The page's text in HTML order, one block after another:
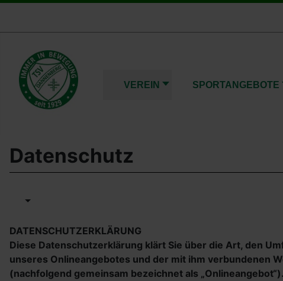
VEREIN SPORTANGEBOTE
Datenschutz
DATENSCHUTZERKLÄRUNG
Diese Datenschutzerklärung klärt Sie über die Art, den
unseres Onlineangebotes und der mit ihm verbundenen
(nachfolgend gemeinsam bezeichnet als